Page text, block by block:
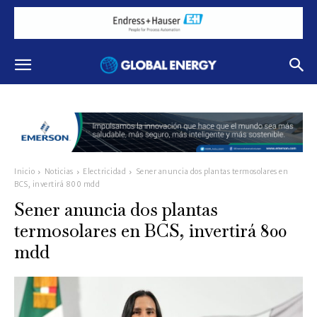
Inicio Noticias Electricidad
Sener anuncia dos plantas termosolares en
BCS, invertirá 800 mdd
Sener anuncia dos plantas
termosolares en BCS, invertirá 800
mdd